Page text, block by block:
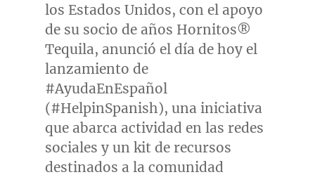
los Estados Unidos, con el apoyo
de su socio de años Hornitos®
Tequila, anunció el día de hoy el
lanzamiento de
#AyudaEnEspañol
(#HelpinSpanish), una iniciativa
que abarca actividad en las redes
sociales y un kit de recursos
destinados a la comunidad